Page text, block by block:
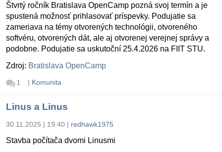
Štvrtý ročník Bratislava OpenCamp pozná svoj termín a je
spustená možnosť prihlasovať príspevky. Podujatie sa
zameriava na témy otvorených technológii, otvoreného
softvéru, otvorených dát, ale aj otvorenej verejnej správy a
podobne. Podujatie sa uskutoční 25.4.2026 na FIIT STU.
Zdroj: Bratislava OpenCamp
1 | Komunita
Linus a Linus
30.11.2025 | 19:40 | redhawk1975
Stavba počítača dvomi Linusmi